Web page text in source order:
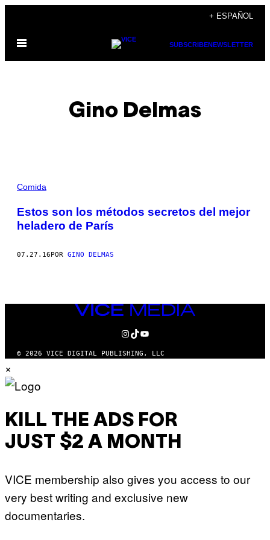
contenido
+ ESPAÑOL
Abrir
SUBSCRIBENEWSLETTER
Gino Delmas
POSTS
BY
THIS
AUTHOR
Comida
Estos son los métodos secretos del mejor
heladero de París
07.27.16POR GINO DELMAS
VICE
MEDIA
INSTAGRAM
TIKTOK
YOUTUBE
© 2026 VICE DIGITAL PUBLISHING, LLC
×
KILL THE ADS FOR
JUST $2 A MONTH
VICE membership also gives you access to our
very best writing and exclusive new
documentaries.